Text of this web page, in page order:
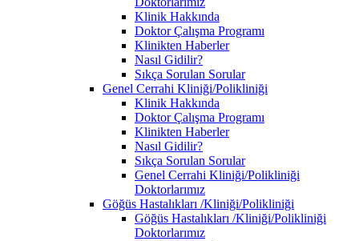
Klinik Hakkında
Doktor Çalışma Programı
Klinikten Haberler
Nasıl Gidilir?
Sıkça Sorulan Sorular
Genel Cerrahi Kliniği/Polikliniği
Klinik Hakkında
Doktor Çalışma Programı
Klinikten Haberler
Nasıl Gidilir?
Sıkça Sorulan Sorular
Genel Cerrahi Kliniği/Polikliniği
Doktorlarımız
Göğüs Hastalıkları /Kliniği/Polikliniği
Göğüs Hastalıkları /Kliniği/Polikliniği
Doktorlarımız